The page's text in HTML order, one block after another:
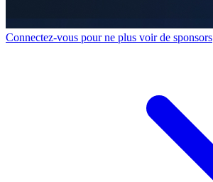
Connectez-vous pour ne plus voir de sponsors